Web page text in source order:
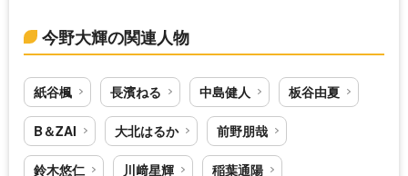
今野大輝の関連人物
紙谷楓 長濱ねる 中島健人 板谷由夏
B＆ZAI 大北はるか 前野朋哉
鈴木悠仁 川﨑星輝 稲葉通陽